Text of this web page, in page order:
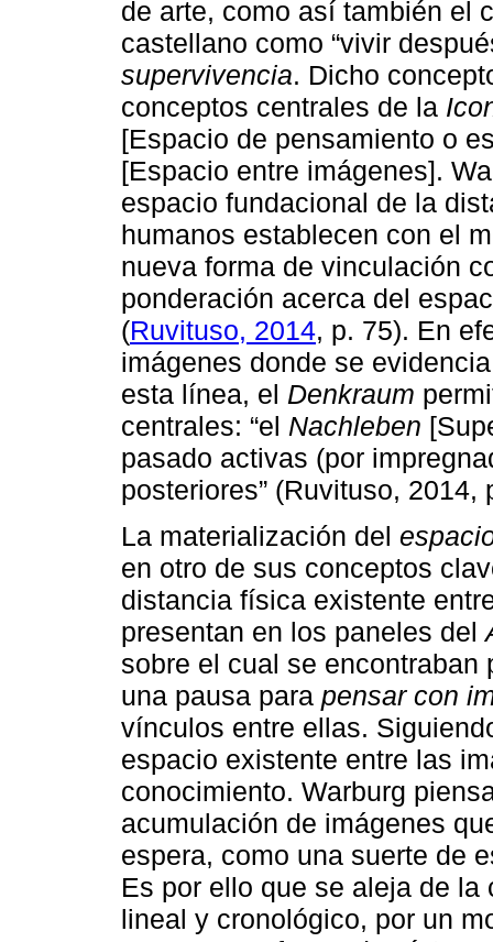
de arte, como así también el
castellano como “vivir
supervivencia. Dicho
conceptos centrales de la
[Espacio de pensamiento o
[Espacio entre imágenes].
espacio fundacional de la
humanos establecen con el
nueva forma de vinculación
ponderación acerca del
(Ruvituso, 2014, p. 75). En
imágenes donde se
esta línea, el Denkraum
centrales: “el Nachleben
pasado activas (por
posteriores” (Ruvituso, 2014,
La materialización del
en otro de sus conceptos
distancia física existente
presentan en los paneles del
sobre el cual se
una pausa para pensar con
vínculos entre ellas.
espacio existente entre las
conocimiento. Warburg
acumulación de imágenes
espera, como una suerte de
Es por ello que se aleja de
lineal y cronológico, por un